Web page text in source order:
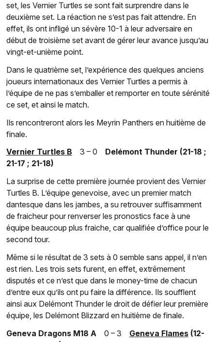
set, les Vernier Turtles se sont fait surprendre dans le
deuxième set. La réaction ne s’est pas fait attendre. En
effet, ils ont infligé un sévère 10-1 à leur adversaire en
début de troisième set avant de gérer leur avance jusqu’au
vingt-et-unième point.
Dans le quatrième set, l’expérience des quelques anciens
joueurs internationaux des Vernier Turtles a permis à
l’équipe de ne pas s’emballer et remporter en toute sérénité
ce set, et ainsi le match.
Ils rencontreront alors les Meyrin Panthers en huitième de
finale.
Vernier Turtles B
3 – 0
Delémont Thunder (21-18 ;
21-17 ; 21-18)
La surprise de cette première journée provient des Vernier
Turtles B. L’équipe genevoise, avec un premier match
dantesque dans les jambes, a su retrouver suffisamment
de fraicheur pour renverser les pronostics face à une
équipe beaucoup plus fraiche, car qualifiée d’office pour le
second tour.
Même si le résultat de 3 sets à 0 semble sans appel, il n’en
est rien. Les trois sets furent, en effet, extrêmement
disputés et ce n’est que dans le money-time de chacun
d’entre eux qu’ils ont pu faire la différence. Ils soufflent
ainsi aux Delémont Thunder le droit de défier leur première
équipe, les Delémont Blizzard en huitième de finale.
Geneva Dragons M18 A
0 – 3 Geneva Flames(12-